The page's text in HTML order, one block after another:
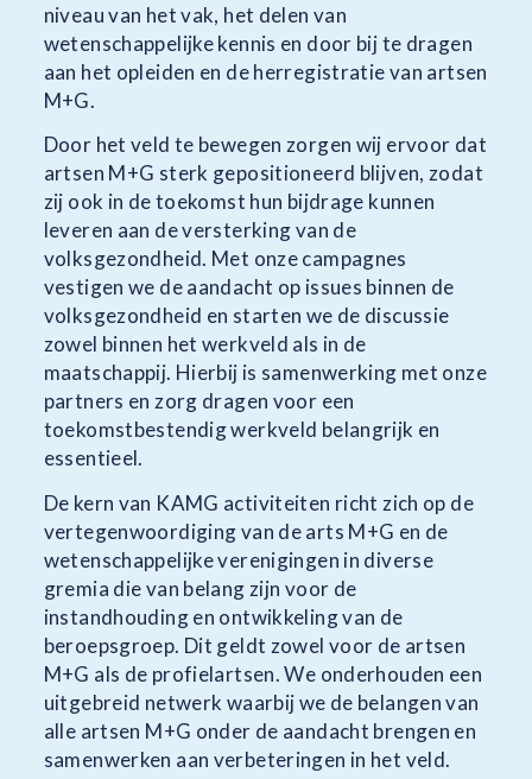
niveau van het vak, het delen van
wetenschappelijke kennis en door bij te dragen
aan het opleiden en de herregistratie van artsen
M+G.
​Door het veld te bewegen zorgen wij ervoor dat
artsen M+G sterk gepositioneerd blijven, zodat
zij ook in de toekomst hun bijdrage kunnen
leveren aan de versterking van de
volksgezondheid. Met onze campagnes
vestigen we de aandacht op issues binnen de
volksgezondheid en starten we de discussie
zowel binnen het werkveld als in de
maatschappij.​ Hierbij is samenwerking met onze
partners en zorg dragen voor een
toekomstbestendig werkveld belangrijk en
essentieel.
De kern van KAMG activiteiten richt zich op de
vertegenwoordiging van de arts M+G en de
wetenschappelijke verenigingen in diverse
gremia die van belang zijn voor de
instandhouding en ontwikkeling van de
beroepsgroep. Dit geldt zowel voor de artsen
M+G als de profielartsen. We onderhouden een
uitgebreid netwerk waarbij we de belangen van
alle artsen M+G onder de aandacht brengen en
samenwerken aan verbeteringen in het veld.